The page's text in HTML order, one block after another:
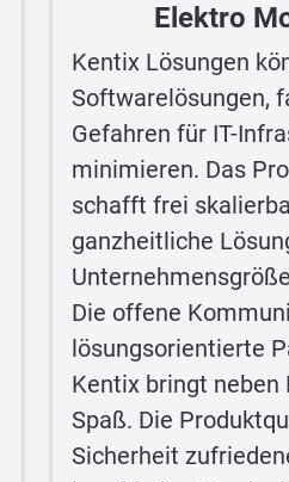
Elektro
Kentix Lösungen
Softwarelösungen,
Gefahren für IT-
minimieren. Das
schafft frei
ganzheitliche
Die offene
lösungsorientierte
Kentix bringt neben
Spaß. Die
Sicherheit